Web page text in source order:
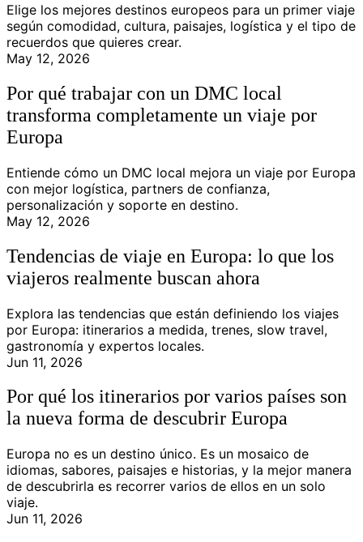
Elige los mejores destinos europeos para un primer viaje
según comodidad, cultura, paisajes, logística y el tipo de
recuerdos que quieres crear.
May 12, 2026
Por qué trabajar con un DMC local
transforma completamente un viaje por
Europa
Entiende cómo un DMC local mejora un viaje por Europa
con mejor logística, partners de confianza,
personalización y soporte en destino.
May 12, 2026
Tendencias de viaje en Europa: lo que los
viajeros realmente buscan ahora
Explora las tendencias que están definiendo los viajes
por Europa: itinerarios a medida, trenes, slow travel,
gastronomía y expertos locales.
Jun 11, 2026
Por qué los itinerarios por varios países son
la nueva forma de descubrir Europa
Europa no es un destino único. Es un mosaico de
idiomas, sabores, paisajes e historias, y la mejor manera
de descubrirla es recorrer varios de ellos en un solo
viaje.
Jun 11, 2026